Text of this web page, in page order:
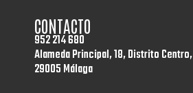
CONTACTO
952 214 680
Alameda Principal, 18, Distrito Centro,
29005 Málaga